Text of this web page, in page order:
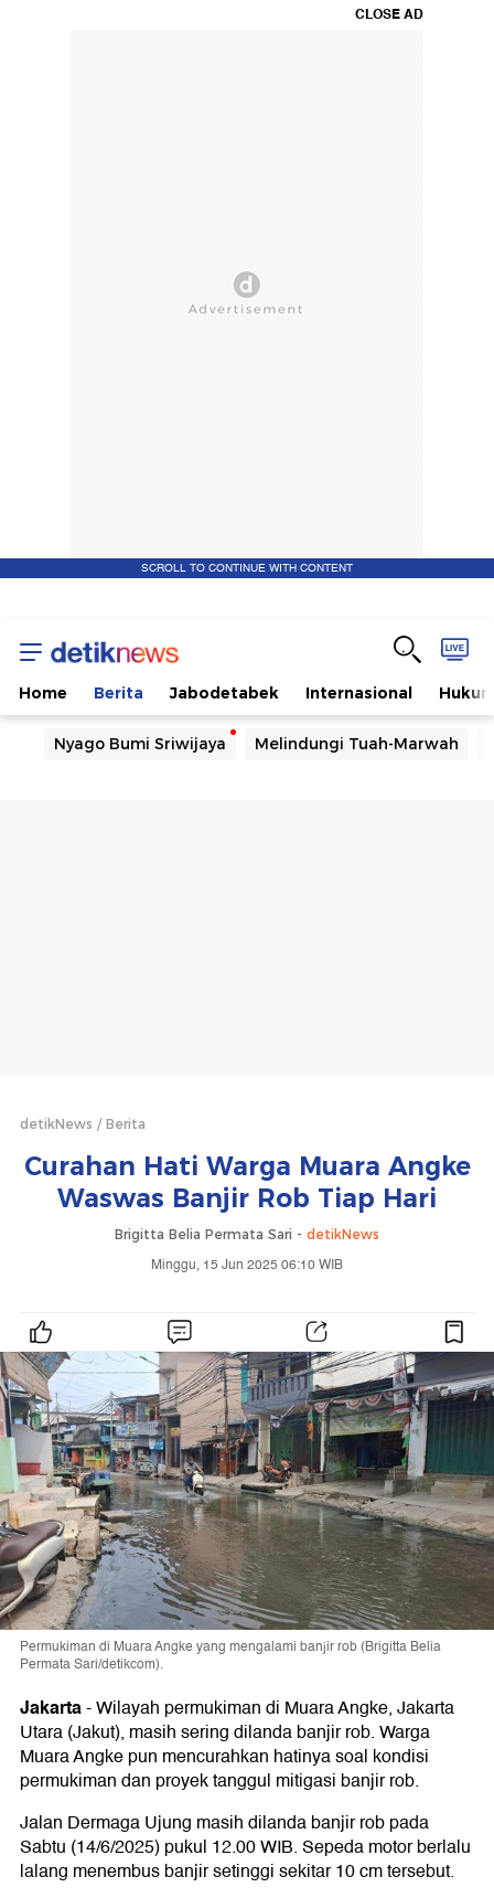
CLOSE AD
SCROLL TO CONTINUE WITH CONTENT
Home Berita Jabodetabek Internasional
Nyago Bumi Sriwijaya Melindungi Tuah-Marwah
detikNews Berita
Curahan Hati Warga Muara Angke
Waswas Banjir Rob Tiap Hari
Brigitta Belia Permata Sari - detikNews
Minggu, 15 Jun 2025 06:10 WIB
Permukiman di Muara Angke yang mengalami banjir rob (Brigitta Belia
Permata Sari/detikcom).
Jakarta-Wilayah permukiman di Muara Angke, Jakarta
Utara (Jakut), masih sering dilanda banjir rob. Warga
Muara Angke pun mencurahkan hatinya soal kondisi
permukiman dan proyek tanggul mitigasi banjir rob.
Jalan Dermaga Ujung masih dilanda banjir rob pada
Sabtu (14/6/2025) pukul 12.00 WIB. Sepeda motor berlalu
lalang menembus banjir setinggi sekitar 10 cm tersebut.